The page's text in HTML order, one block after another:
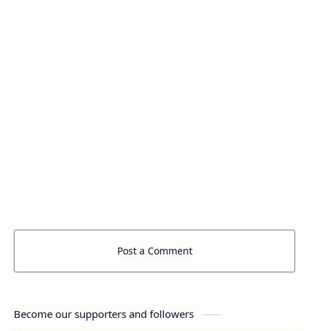
Post a Comment
Become our supporters and followers